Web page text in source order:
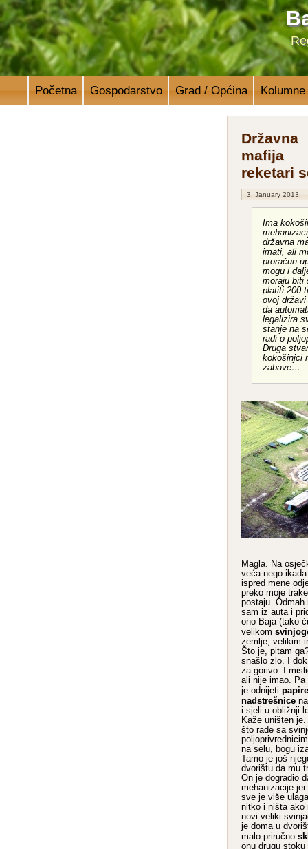
Početna Gospodarstvo Grad / Općina Kolumne
Državna
mafija
reketari
3. January 2013.
Ima
državna
imati, ali
proračun
mogu i
moraju biti
platiti 200
ovoj
da
legalizira
stanje na
radi o
Druga
kokošinjci
zabave…
Magla. Na
veća nego
ispred mene
preko moje
postaju.
sam iz auta i
ono Baja (tako
velikom
zemlje, velikim
Što je, pitam
snašlo zlo. I
za gorivo. I
ali nije imao. Pa
je odnijeti
nadstrešnice
i sjeli u obližnji
Kaže uništen
što rade sa
na selu, bogu
Tamo je još
dvorištu da mu
On je dogradio
mehanizacije
sve je više
nitko i ništa ako
novi veliki
je doma u
malo priručno
onu drugu